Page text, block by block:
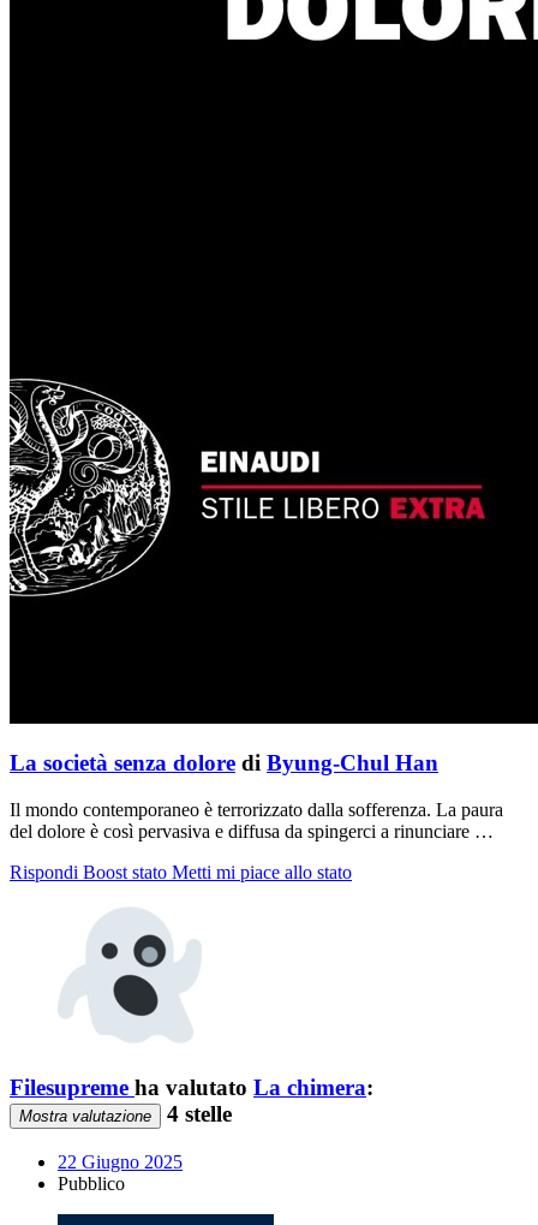
La società senza dolore di Byung-Chul Han
Il mondo contemporaneo è terrorizzato dalla sofferenza. La paura
del dolore è così pervasiva e diffusa da spingerci a rinunciare …
Rispondi Boost stato Metti mi piace allo stato
Filesupreme ha valutato La chimera:
Mostra valutazione 4 stelle
22 Giugno 2025
Pubblico